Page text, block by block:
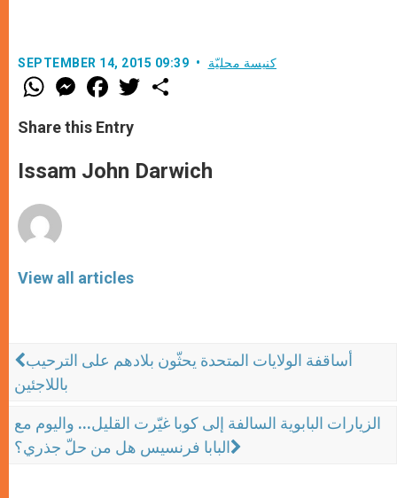
SEPTEMBER 14, 2015 09:39 كنيسة محليّة
W
h
t
s
p
p
M
e
s
e
e
F
a
e
b
o
k
T
w
r
Share this Entry
Issam John Darwich
View all articles
أساقفة الولايات المتحدة يحثّون بلادهم على الترحيب
باللاجئين
الزيارات البابوية السالفة إلى كوبا غيّرت القليل... واليوم مع
البابا فرنسيس هل من حلّ جذري؟